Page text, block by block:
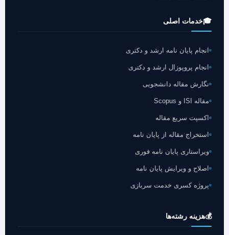
🎓خدمات اصلی
انجام پایان نامه ارشد و دکتری
انجام پروپوزال ارشد و دکتری
نگارش مقاله دانشجویی
مقاله ISI و Scopus
اکسپت سریع مقاله
استخراج مقاله از پایان نامه
ویراستاری پایان نامه فوری
اصلاح و ویرایش پایان نامه
پروژه کسری خدمت سربازی
💰هزینه رشته‌ها